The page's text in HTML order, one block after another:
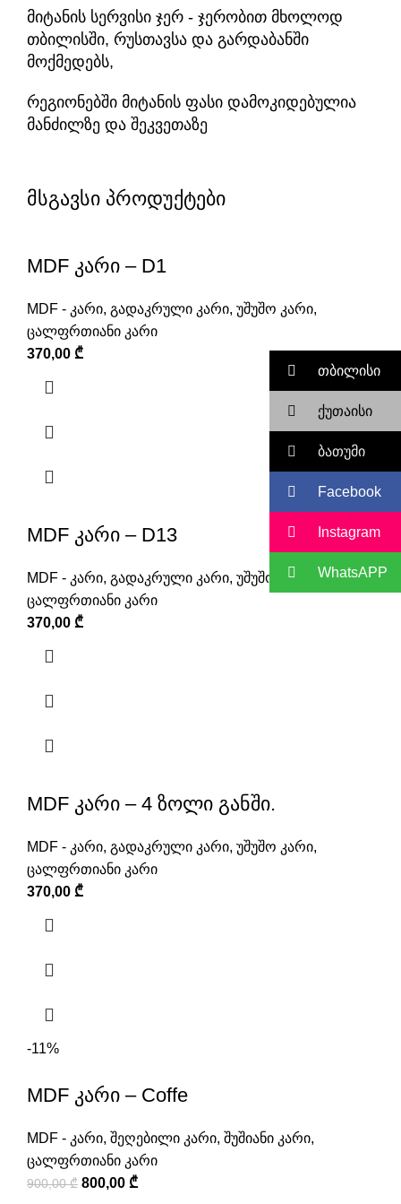
მიტანის სერვისი ჯერ - ჯერობით მხოლოდ
თბილისში, რუსთავსა და გარდაბანში
მოქმედებს,
რეგიონებში მიტანის ფასი დამოკიდებულია
მანძილზე და შეკვეთაზე
მსგავსი პროდუქტები
MDF კარი – D1
MDF - კარი, გადაკრული კარი, უშუშო კარი,
ცალფრთიანი კარი
370,00 ₾
MDF კარი – D13
MDF - კარი, გადაკრული კარი, უშუშო კარი
ცალფრთიანი კარი
370,00 ₾
MDF კარი – 4 ზოლი განში.
MDF - კარი, გადაკრული კარი, უშუშო კარი,
ცალფრთიანი კარი
370,00 ₾
-11%
MDF კარი – Coffe
MDF - კარი, შეღებილი კარი, შუშიანი კარი,
ცალფრთიანი კარი
900,00₾ 800,00 ₾
თბილისი
ქუთაისი
ბათუმი
Facebook
Instagram
WhatsAPP